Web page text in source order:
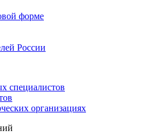
форме
России
специалистов
организациях